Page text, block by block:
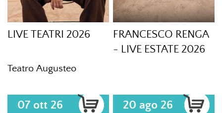
LIVE TEATRI 2026
Teatro Augusteo
07 ott 26
FRANCESCO RENGA
- LIVE ESTATE 2026
20 ago 26